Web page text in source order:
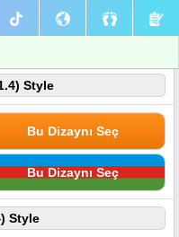
Style
Bu Dizaynı Seç
Bu Dizaynı Seç
Style